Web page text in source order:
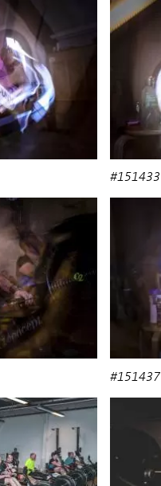
#151433
#151437